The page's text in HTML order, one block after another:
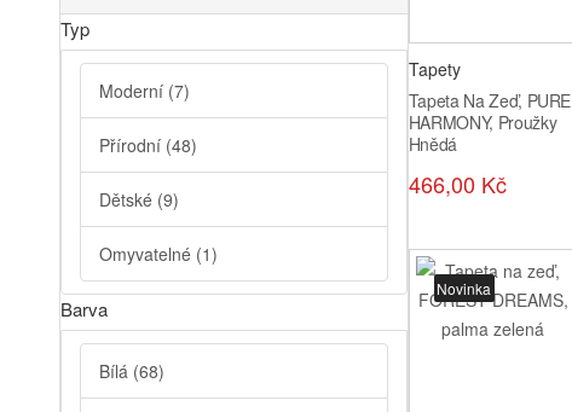
Typ
Moderní (7)
Přírodní (48)
Dětské (9)
Omyvatelné (1)
Barva
Bílá (68)
Tapety
Tapeta Na Zeď, PURE
HARMONY, Proužky
Hnědá
466,00 Kč
Novinka